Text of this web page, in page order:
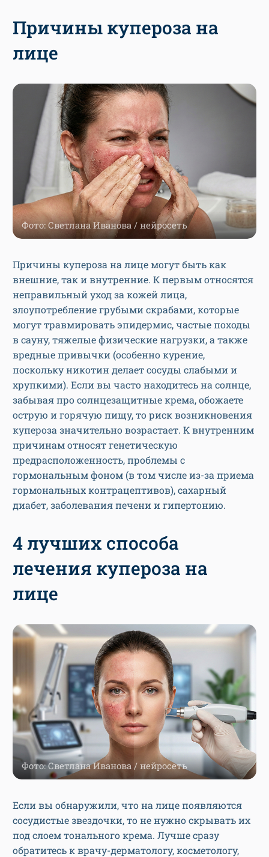
Причины купероза на
лице
Фото: Светлана Иванова / нейросеть
Причины купероза на лице могут быть как
внешние, так и внутренние. К первым относятся
неправильный уход за кожей лица,
злоупотребление грубыми скрабами, которые
могут травмировать эпидермис, частые походы
в сауну, тяжелые физические нагрузки, а также
вредные привычки (особенно курение,
поскольку никотин делает сосуды слабыми и
хрупкими). Если вы часто находитесь на солнце,
забывая про солнцезащитные крема, обожаете
острую и горячую пищу, то риск возникновения
купероза значительно возрастает. К внутренним
причинам относят генетическую
предрасположенность, проблемы с
гормональным фоном (в том числе из-за приема
гормональных контрацептивов), сахарный
диабет, заболевания печени и гипертонию.
4 лучших способа
лечения купероза на
лице
Фото: Светлана Иванова / нейросеть
Если вы обнаружили, что на лице появляются
сосудистые звездочки, то не нужно скрывать их
под слоем тонального крема. Лучше сразу
обратитесь к врачу-дерматологу, косметологу,